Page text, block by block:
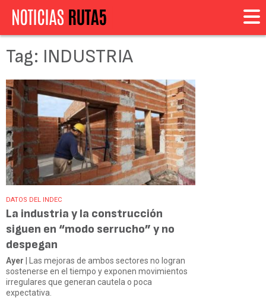
Tag: INDUSTRIA
DATOS DEL INDEC
La industria y la construcción
siguen en “modo serrucho” y no
despegan
Ayer | Las mejoras de ambos sectores no logran
sostenerse en el tiempo y exponen movimientos
irregulares que generan cautela o poca
expectativa.